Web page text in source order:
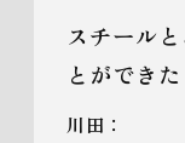
スチール
とができた
川田：